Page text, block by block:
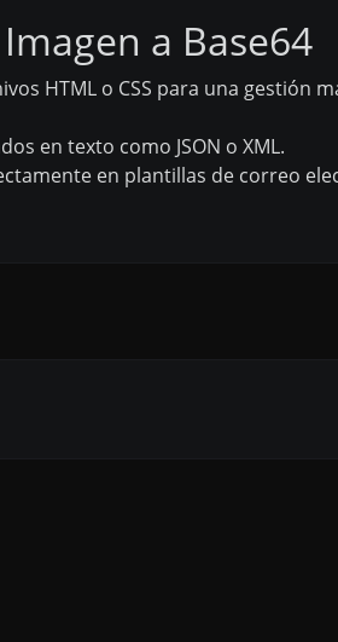
a Base64
HTML o CSS para una gestión
en texto como JSON o XML.
en plantillas de correo